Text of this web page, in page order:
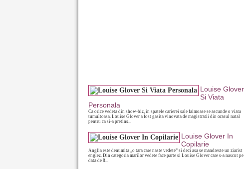
Louise Glover
Si Viata
Personala
Ca orice vedeta din show-biz, in spatele carierei sale faimoase se ascunde o viata
tumultoasa. Louise Glover a fost gasita vinovata de magistratii din orasul natal
pentru ca si-a pretins...
Louise Glover In
Copilarie
Anglia este denumita „o tara care naste vedete” si deci asa se mandreste un ziarist
englez. Din categoria marilor vedete face parte si Louise Glover care s-a nascut pe
data de 8...